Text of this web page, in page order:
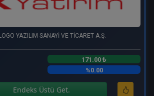
YAZILIM SANAYİ VE TİCARET A.Ş.
171.00 ₺
%0.00
Endeks Üstü Get.